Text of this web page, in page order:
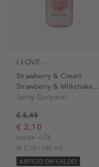
I LOVE...
Strawberry & Cream
Strawberry & Milkshake...
Spray Corporal
€ 5,49
€ 2,10
poupe -62%
(€ 2,10 / 100 ml)
ARTIGO EM SALDO